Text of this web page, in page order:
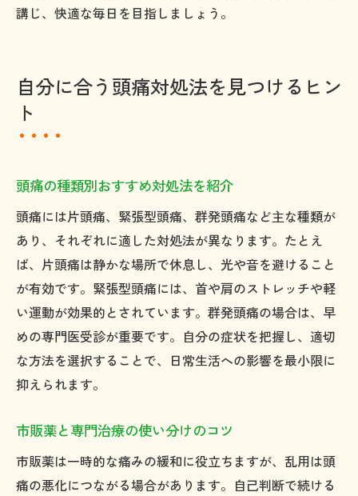
講じ、快適な毎日を目指しましょう。
自分に合う頭痛対処法を見つけるヒン
ト
頭痛の種類別おすすめ対処法を紹介
頭痛には片頭痛、緊張型頭痛、群発頭痛など主な種類が
あり、それぞれに適した対処法が異なります。たとえ
ば、片頭痛は静かな場所で休息し、光や音を避けること
が有効です。緊張型頭痛には、首や肩のストレッチや軽
い運動が効果的とされています。群発頭痛の場合は、早
めの専門医受診が重要です。自分の症状を把握し、適切
な方法を選択することで、日常生活への影響を最小限に
抑えられます。
市販薬と専門治療の使い分けのコツ
市販薬は一時的な痛みの緩和に役立ちますが、乱用は頭
痛の悪化につながる場合があります。自己判断で続ける